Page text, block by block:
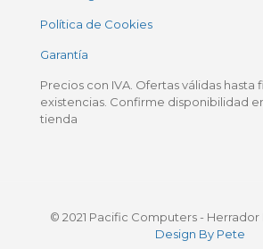
Política de Cookies
Garantía
Precios con IVA. Ofertas válidas hasta
existencias. Confirme disponibilidad
tienda
© 2021 Pacific Computers - Herrador
Design By Pete